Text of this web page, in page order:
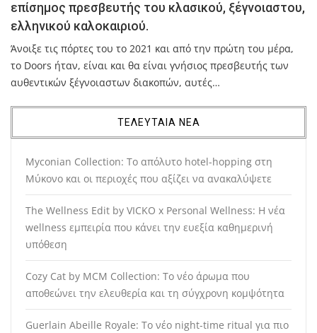
επίσημος πρεσβευτής του κλασικού, ξέγνοιαστου,
ελληνικού καλοκαιριού.
Άνοιξε τις πόρτες του το 2021 και από την πρώτη του μέρα,
το Doors ήταν, είναι και θα είναι γνήσιος πρεσβευτής των
αυθεντικών ξέγνοιαστων διακοπών, αυτές…
ΤΕΛΕΥΤΑΙΑ ΝΕΑ
Myconian Collection: Το απόλυτο hotel-hopping στη
Μύκονο και οι περιοχές που αξίζει να ανακαλύψετε
The Wellness Edit by VICKO x Personal Wellness: Η νέα
wellness εμπειρία που κάνει την ευεξία καθημερινή
υπόθεση
Cozy Cat by MCM Collection: Το νέο άρωμα που
αποθεώνει την ελευθερία και τη σύγχρονη κομψότητα
Guerlain Abeille Royale: Το νέο night-time ritual για πιο